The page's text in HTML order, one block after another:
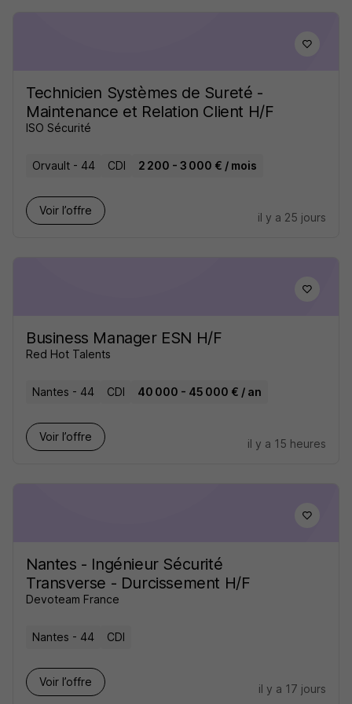
Technicien Systèmes de Sureté -
Maintenance et Relation Client H/F
ISO Sécurité
Orvault - 44 CDI 2 200 - 3 000 € / mois
Voir l’offre
il y a 25 jours
Business Manager ESN H/F
Red Hot Talents
Nantes - 44 CDI 40 000 - 45 000 € / an
Voir l’offre
il y a 15 heures
Nantes - Ingénieur Sécurité
Transverse - Durcissement H/F
Devoteam France
Nantes - 44 CDI
Voir l’offre
il y a 17 jours